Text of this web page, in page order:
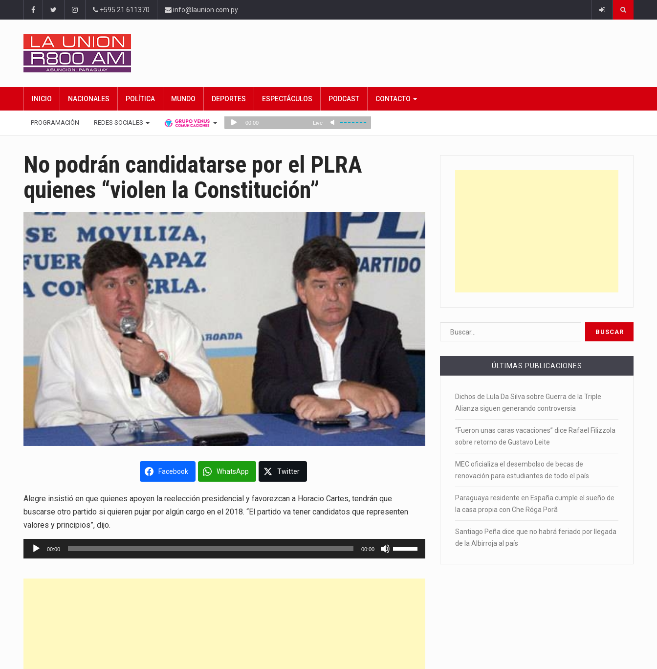
+595 21 611370 info@launion.com.py
INICIO NACIONALES POLÍTICA MUNDO DEPORTES ESPECTÁCULOS PODCAST CONTACTO
PROGRAMACIÓN REDES SOCIALES
No podrán candidatarse por el PLRA
quienes “violen la Constitución”
Facebook WhatsApp Twitter
Alegre insistió en que quienes apoyen la reelección presidencial y favorezcan a Horacio Cartes, tendrán que
buscarse otro partido si quieren pujar por algún cargo en el 2018. “El partido va tener candidatos que representen
valores y principios”, dijo.
Reproductor
de
00:00 00:00
las
ÚLTIMAS PUBLICACIONES
Dichos de Lula Da Silva sobre Guerra de la Triple
Alianza siguen generando controversia
“Fueron unas caras vacaciones” dice Rafael Filizzola
sobre retorno de Gustavo Leite
MEC oficializa el desembolso de becas de
renovación para estudiantes de todo el país
Paraguaya residente en España cumple el sueño de
la casa propia con Che Róga Porã
Santiago Peña dice que no habrá feriado por llegada
de la Albirroja al país